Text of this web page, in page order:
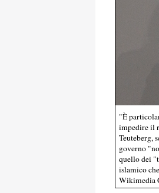
"È
impedire il
Teuteberg,
governo
quello dei
islamico
Wikimedia